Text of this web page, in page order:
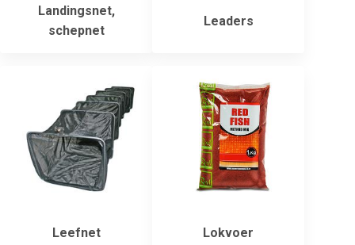
Landingsnet,
schepnet
Leaders
Leefnet Lokvoer